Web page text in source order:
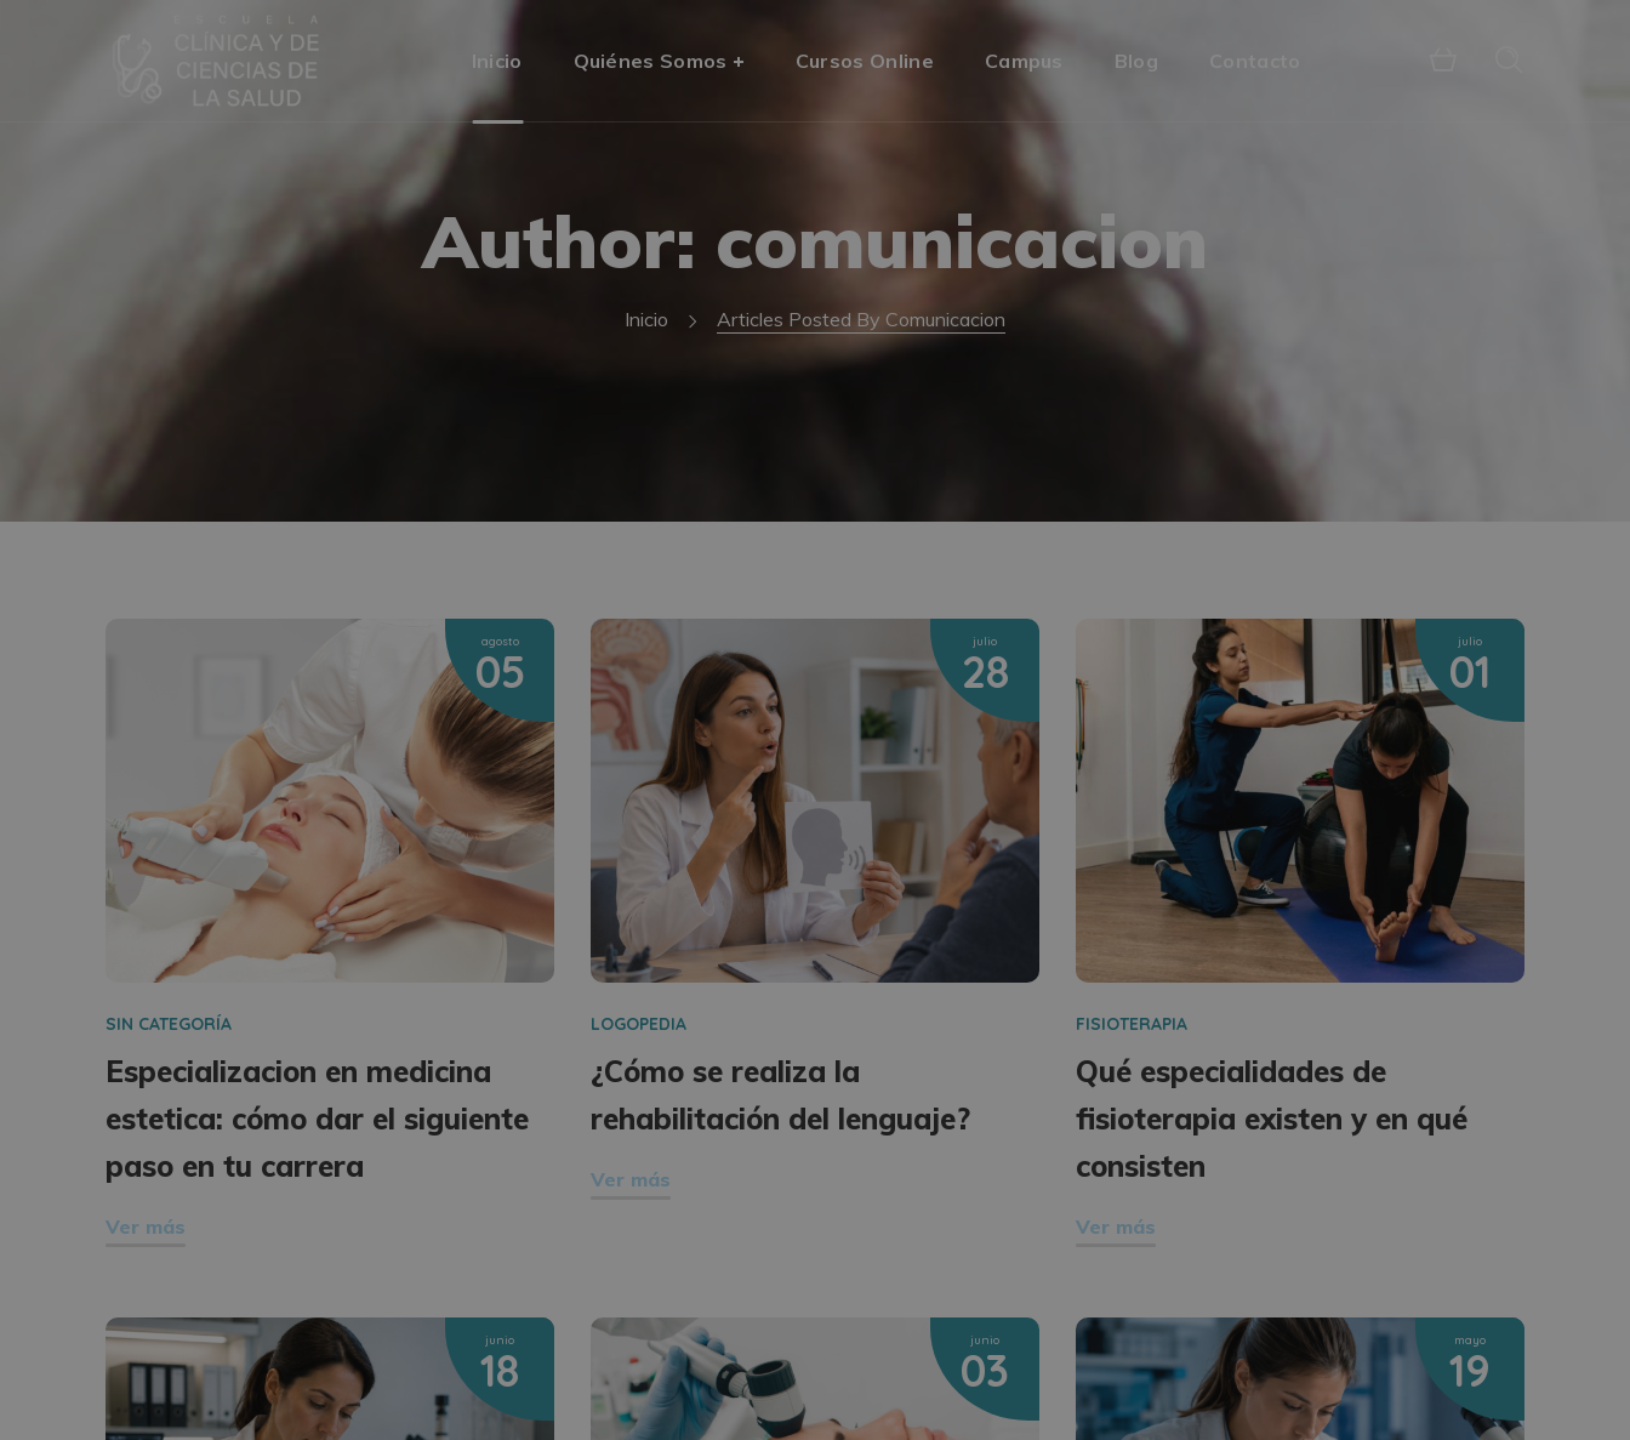
Inicio Quiénes Somos Cursos Online Campus Blog
Author: comunicacion
Inicio Articles Posted By Comunicacion
agosto
05
SIN CATEGORÍA
Especializacion en medicina
estetica: cómo dar el siguiente
paso en tu carrera
Ver más
julio
28
LOGOPEDIA
¿Cómo se realiza la
rehabilitación del lenguaje?
Ver más
julio
01
FISIOTERAPIA
Qué especialidades de
fisioterapia existen y en qué
consisten
Ver más
junio
18
junio
03
mayo
19